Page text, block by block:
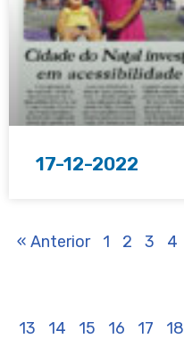
17-12-2022
« Anterior 1 2 3 4
13 14 15 16 17 18